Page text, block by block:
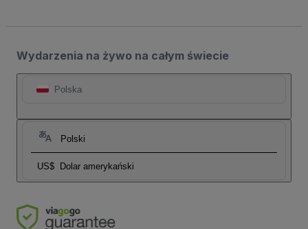
Wydarzenia na żywo na całym świecie
Polska
Polski
US$ Dolar amerykański